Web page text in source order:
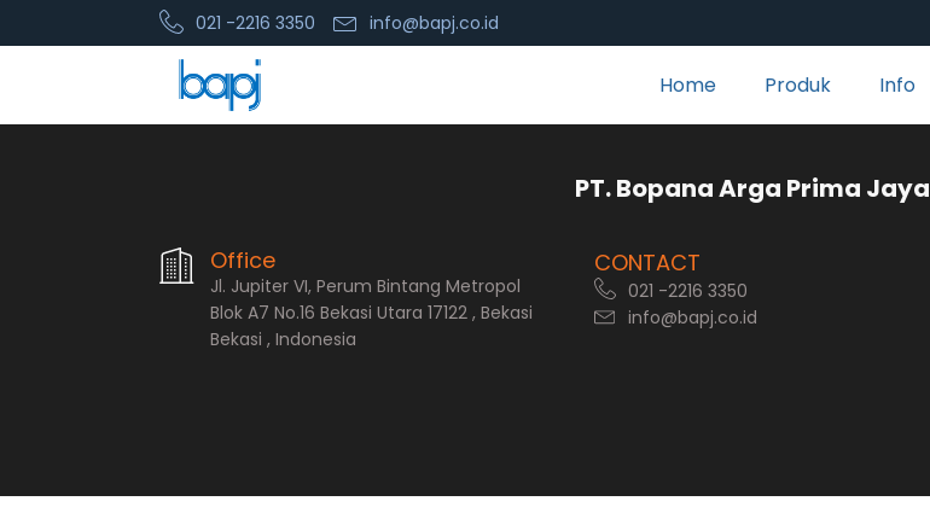
021 -2216 3350 info@bapj.co.id
Home Produk Info
PT. Bopana Arga Prima Jaya
Office
Jl. Jupiter VI, Perum Bintang Metropol
Blok A7 No.16 Bekasi Utara 17122 , Bekasi
Bekasi , Indonesia
CONTACT
021 -2216 3350
info@bapj.co.id